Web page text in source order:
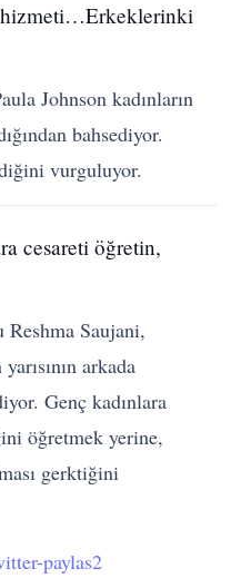
hizmeti…Erkeklerinki
Johnson kadınların
bahsediyor.
vurguluyor.
cesareti öğretin,
Reshma Saujani,
arkada
Genç kadınlara
öğretmek yerine,
gerktiğini